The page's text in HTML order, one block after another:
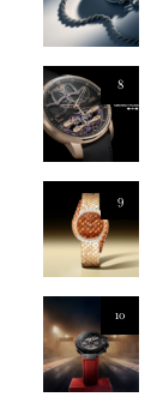
8
9
10